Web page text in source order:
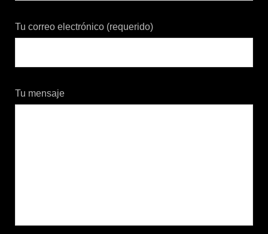
Tu correo electrónico (requerido)
Tu mensaje